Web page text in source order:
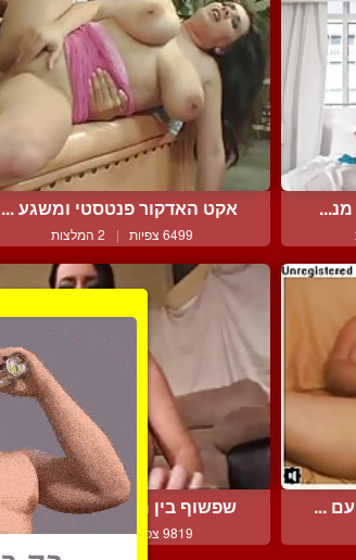
אקט האדקור פנטסטי ומשגע ...
6499 צפיות | 2 המלצות
... שפשוף בין השדיים המדהימי...
9819 צפיות | 3 המלצות